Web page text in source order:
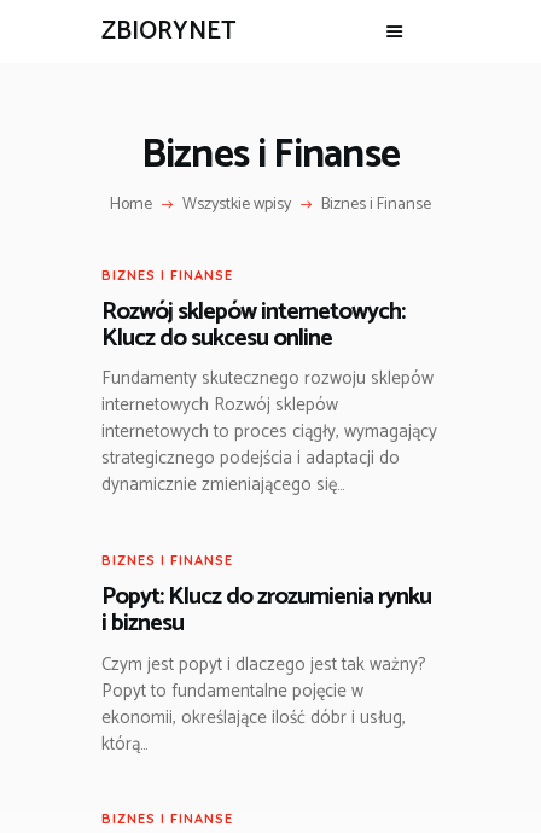
ZBIORYNET
Biznes i Finanse
Home Wszystkie wpisy Biznes i Finanse
BIZNES I FINANSE
Rozwój sklepów internetowych:
Klucz do sukcesu online
Fundamenty skutecznego rozwoju sklepów
internetowych Rozwój sklepów
internetowych to proces ciągły, wymagający
strategicznego podejścia i adaptacji do
dynamicznie zmieniającego się…
BIZNES I FINANSE
Popyt: Klucz do zrozumienia rynku
i biznesu
Czym jest popyt i dlaczego jest tak ważny?
Popyt to fundamentalne pojęcie w
ekonomii, określające ilość dóbr i usług,
którą…
BIZNES I FINANSE